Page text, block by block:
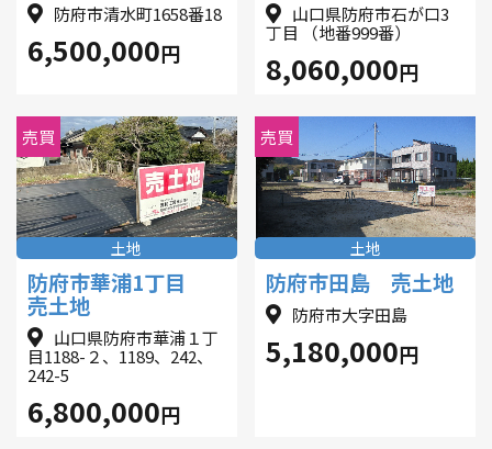
防府市清水町1658番18
6,500,000円
山口県防府市石が口3
丁目 （地番999番）
8,060,000円
売買
土地
防府市華浦1丁目
売土地
山口県防府市華浦１丁
目1188-２、1189、242、
242-5
6,800,000円
売買
土地
防府市田島 売土地
防府市大字田島
5,180,000円